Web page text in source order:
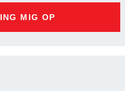
MIG OP